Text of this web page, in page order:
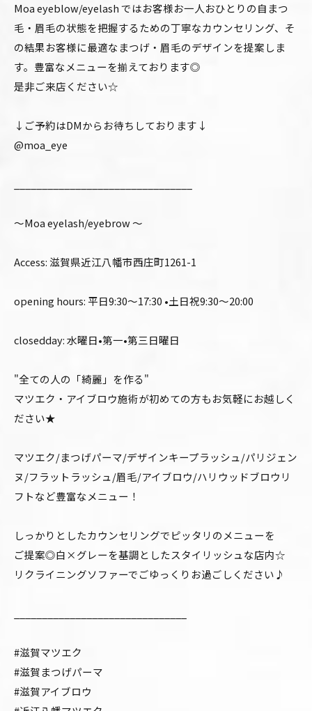
Moa eyeblow/eyelash ではお客様お一人おひとりの自まつ
毛・眉毛の状態を把握するための丁寧なカウンセリング、そ
の結果お客様に最適なまつげ・眉毛のデザインを提案しま
す。豊富なメニューを揃えております◎
是非ご来店ください☆
↓ご予約はDMからお待ちしております↓
@moa_eye
〜Moa eyelash/eyebrow 〜
Access: 滋賀県近江八幡市西庄町1261-1
opening hours: 平日9:30〜17:30 •土日祝9:30〜20:00
closedday: 水曜日•第一•第三日曜日
"全ての人の「綺麗」を作る"
マツエク・アイブロウ施術が初めての方もお気軽にお越しく
ださい★
マツエク/まつげパーマ/デザインキープラッシュ/パリジェン
ヌ/フラットラッシュ/眉毛/アイブロウ/ハリウッドブロウリ
フトなど豊富なメニュー！
しっかりとしたカウンセリングでピッタリのメニューを
ご提案◎白×グレーを基調としたスタイリッシュな店内☆
リクライニングソファーでごゆっくりお過ごしください♪
#滋賀マツエク
#滋賀まつげパーマ
#滋賀アイブロウ